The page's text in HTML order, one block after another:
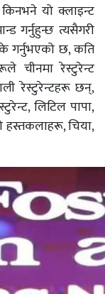
यो क्लाइन्ट
गर्नुहुन्छ त्यसैगरी
गर्नुभएको छ, कति
चीनमा रेस्टुरेन्ट
रेस्टुरेन्टहरू छन्,
लिटिल पापा,
चिया,